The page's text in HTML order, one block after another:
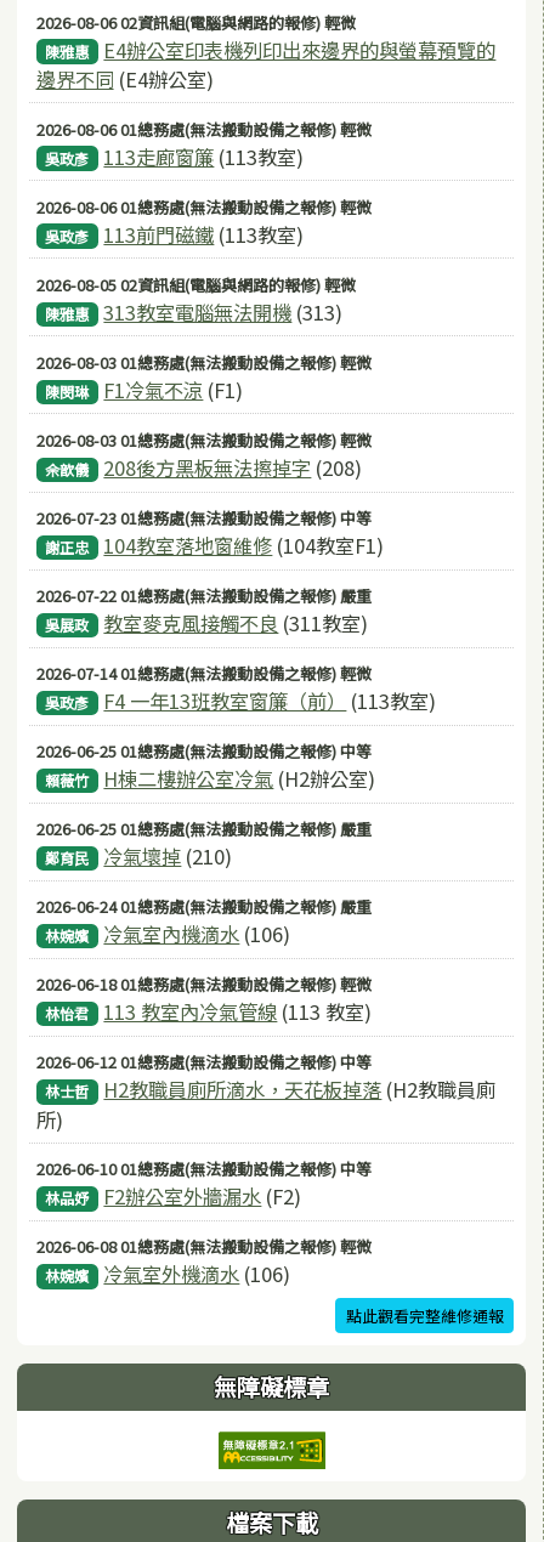
2026-08-06 02資訊組(電腦與網路的報修) 輕微
陳雅惠
E4辦公室印表機列印出來邊界的與螢幕預覽的
邊界不同 (E4辦公室)
2026-08-06 01總務處(無法搬動設備之報修) 輕微
吳政彥 113走廊窗簾 (113教室)
2026-08-06 01總務處(無法搬動設備之報修) 輕微
吳政彥 113前門磁鐵 (113教室)
2026-08-05 02資訊組(電腦與網路的報修) 輕微
陳雅惠 313教室電腦無法開機 (313)
2026-08-03 01總務處(無法搬動設備之報修) 輕微
陳閔琳 F1冷氣不涼 (F1)
2026-08-03 01總務處(無法搬動設備之報修) 輕微
佘歆儀 208後方黑板無法擦掉字 (208)
2026-07-23 01總務處(無法搬動設備之報修) 中等
謝正忠 104教室落地窗維修 (104教室F1)
2026-07-22 01總務處(無法搬動設備之報修) 嚴重
吳展政 教室麥克風接觸不良 (311教室)
2026-07-14 01總務處(無法搬動設備之報修) 輕微
吳政彥 F4 一年13班教室窗簾（前） (113教室)
2026-06-25 01總務處(無法搬動設備之報修) 中等
賴薇竹 H棟二樓辦公室冷氣 (H2辦公室)
2026-06-25 01總務處(無法搬動設備之報修) 嚴重
鄭育民 冷氣壞掉 (210)
2026-06-24 01總務處(無法搬動設備之報修) 嚴重
林婉嬪 冷氣室內機滴水 (106)
2026-06-18 01總務處(無法搬動設備之報修) 輕微
林怡君 113 教室內冷氣管線 (113 教室)
2026-06-12 01總務處(無法搬動設備之報修) 中等
林士哲 H2教職員廁所滴水，天花板掉落 (H2教職員廁
所)
2026-06-10 01總務處(無法搬動設備之報修) 中等
林品妤 F2辦公室外牆漏水 (F2)
2026-06-08 01總務處(無法搬動設備之報修) 輕微
林婉嬪 冷氣室外機滴水 (106)
點此觀看完整維修通報
無障礙標章
檔案下載